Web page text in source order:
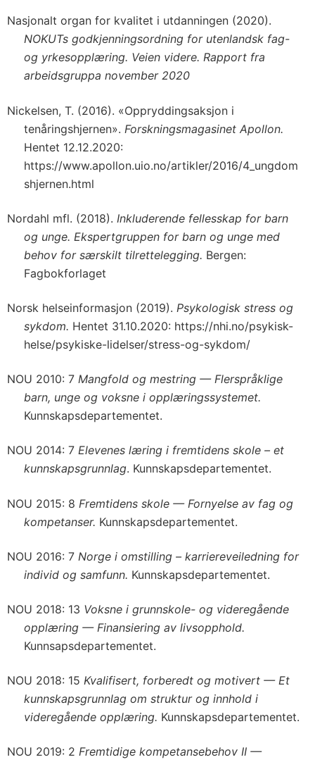
Nasjonalt organ for kvalitet i utdanningen (2020).
NOKUTs godkjenningsordning for utenlandsk fag-
og yrkesopplæring. Veien videre. Rapport fra
arbeidsgruppa november 2020
Nickelsen, T. (2016). «Oppryddingsaksjon i
tenåringshjernen». Forskningsmagasinet Apollon.
Hentet 12.12.2020:
https://www.apollon.uio.no/artikler/2016/4_ungdom
shjernen.html
Nordahl mfl. (2018). Inkluderende fellesskap for barn
og unge. Ekspertgruppen for barn og unge med
behov for særskilt tilrettelegging. Bergen:
Fagbokforlaget
Norsk helseinformasjon (2019). Psykologisk stress og
sykdom. Hentet 31.10.2020: https://nhi.no/psykisk-
helse/psykiske-lidelser/stress-og-sykdom/
NOU 2010: 7 Mangfold og mestring — Flerspråklige
barn, unge og voksne i opplæringssystemet.
Kunnskapsdepartementet.
NOU 2014: 7 Elevenes læring i fremtidens skole – et
kunnskapsgrunnlag. Kunnskapsdepartementet.
NOU 2015: 8 Fremtidens skole — Fornyelse av fag og
kompetanser. Kunnskapsdepartementet.
NOU 2016: 7 Norge i omstilling – karriereveiledning for
individ og samfunn. Kunnskapsdepartementet.
NOU 2018: 13 Voksne i grunnskole- og videregående
opplæring — Finansiering av livsopphold.
Kunnsapsdepartementet.
NOU 2018: 15 Kvalifisert, forberedt og motivert — Et
kunnskapsgrunnlag om struktur og innhold i
videregående opplæring. Kunnskapsdepartementet.
NOU 2019: 2 Fremtidige kompetansebehov II —